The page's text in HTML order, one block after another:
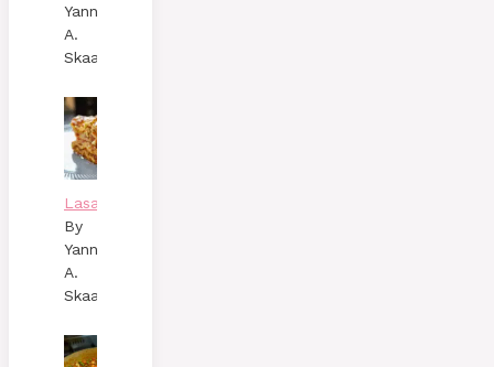
Yann
A.
Skaalen
Lasagne
By
Yann
A.
Skaalen